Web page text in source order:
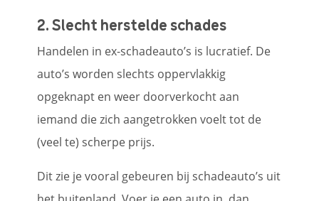
2. Slecht herstelde schades
Handelen in ex-schadeauto’s is lucratief. De
auto’s worden slechts oppervlakkig
opgeknapt en weer doorverkocht aan
iemand die zich aangetrokken voelt tot de
(veel te) scherpe prijs.
Dit zie je vooral gebeuren bij schadeauto’s uit